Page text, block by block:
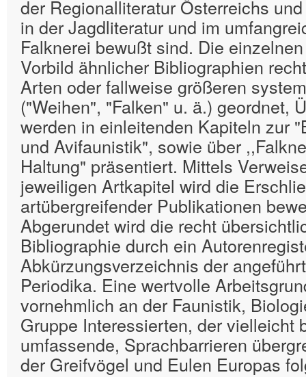
der Regionalliteratur Österreichs
in der Jagdliteratur und im
Falknerei bewußt sind. Die
Vorbild ähnlicher Bibliographien
Arten oder fallweise größeren
("Weihen", "Falken" u. ä.) geordnet,
werden in einleitenden Kapiteln zur
und Avifaunistik", sowie über
Haltung" präsentiert. Mittels
jeweiligen Artkapitel wird die
artübergreifender Publikationen
Abgerundet wird die recht
Bibliographie durch ein
Abkürzungsverzeichnis der
Periodika. Eine wertvolle
vornehmlich an der Faunistik,
Gruppe Interessierten, der vielleicht
umfassende, Sprachbarrieren
der Greifvögel und Eulen Europas